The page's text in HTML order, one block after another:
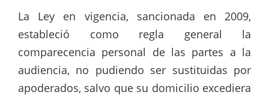
La Ley en vigencia, sancionada en 2009,
estableció como regla general la
comparecencia personal de las partes a la
audiencia, no pudiendo ser sustituidas por
apoderados, salvo que su domicilio excediera